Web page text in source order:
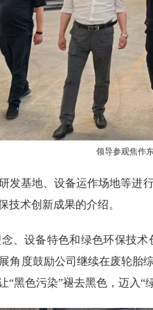
领导参观焦作
发基地、设备运作场地等
技术创新成果的介绍。
、设备特色和绿色环保技
角度鼓励公司继续在废轮
黑色污染”褪去黑色，迈入“